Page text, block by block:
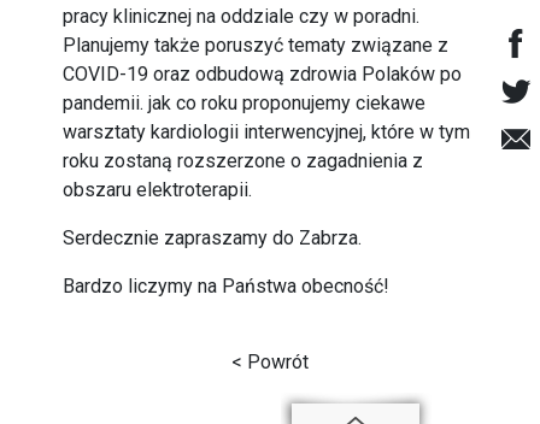
pracy klinicznej na oddziale czy w poradni.
Planujemy także poruszyć tematy związane z
COVID-19 oraz odbudową zdrowia Polaków po
pandemii. jak co roku proponujemy ciekawe
warsztaty kardiologii interwencyjnej, które w tym
roku zostaną rozszerzone o zagadnienia z
obszaru elektroterapii.
Serdecznie zapraszamy do Zabrza.
Bardzo liczymy na Państwa obecność!
< Powrót